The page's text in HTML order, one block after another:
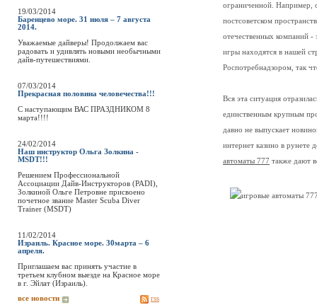
19/03/2014
Баренцево море. 31 июля – 7 августа
2014.
Уважаемые дайверы! Продолжаем вас
радовать и удивлять новыми необычными
дайв-путешествиями.
07/03/2014
Прекрасная половина человечества!!!
C наступающим ВАС ПРАЗДНИКОМ 8
марта!!!!
24/02/2014
Наш инструктор Ольга Золкина -
MSDT!!!
Решением Профессиональной
Ассоциации Дайв-Инструкторов (PADI),
Золкиной Ольге Петровне присвоено
почетное звание Master Scuba Diver
Trainer (MSDT)
11/02/2014
Израиль. Красное море. 30марта – 6
апреля.
Приглашаем вас принять участие в
третьем клубном выезде на Красное море
в г. Эйлат (Израиль).
все новости rss
ограниченной. Например,
постсоветском
отечественных компаний -
игры находятся в нашей
Роспотребнадзором, так
Вся эта ситуация
единственным крупным
давно не выпускает
интернет казино в
автоматы 777 также дают